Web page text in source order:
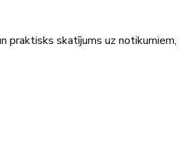
praktisks skatījums uz notikumiem,